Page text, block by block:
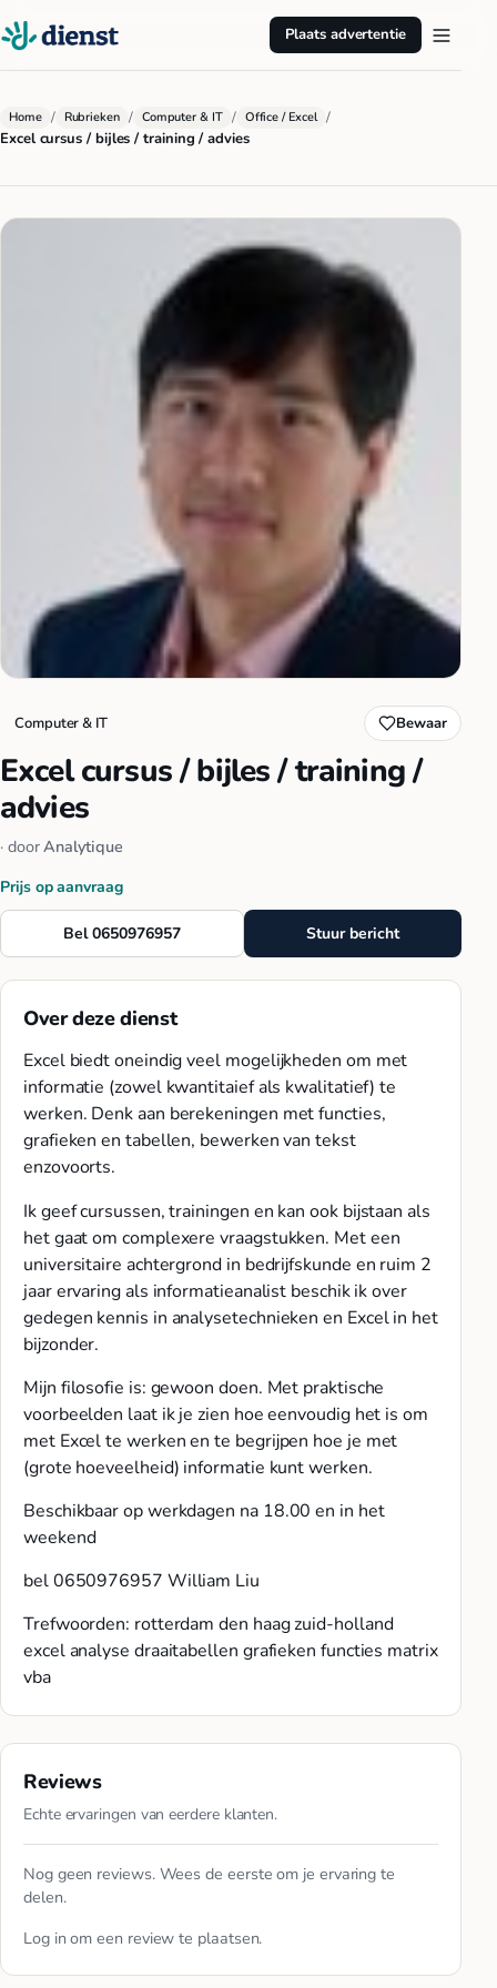
Plaats advertentie
Home / Rubrieken / Computer & IT / Office / Excel /
Excel cursus / bijles / training / advies
Computer & IT Bewaar
Excel cursus / bijles / training /
advies
· doorAnalytique
Prijs op aanvraag
Bel 0650976957 Stuur bericht
Over deze dienst
Excel biedt oneindig veel mogelijkheden om met
informatie (zowel kwantitaief als kwalitatief) te
werken. Denk aan berekeningen met functies,
grafieken en tabellen, bewerken van tekst
enzovoorts.
Ik geef cursussen, trainingen en kan ook bijstaan als
het gaat om complexere vraagstukken. Met een
universitaire achtergrond in bedrijfskunde en ruim 2
jaar ervaring als informatieanalist beschik ik over
gedegen kennis in analysetechnieken en Excel in het
bijzonder.
Mijn filosofie is: gewoon doen. Met praktische
voorbeelden laat ik je zien hoe eenvoudig het is om
met Excel te werken en te begrijpen hoe je met
(grote hoeveelheid) informatie kunt werken.
Beschikbaar op werkdagen na 18.00 en in het
weekend
bel 0650976957 William Liu
Trefwoorden: rotterdam den haag zuid-holland
excel analyse draaitabellen grafieken functies matrix
vba
Reviews
Echte ervaringen van eerdere klanten.
Nog geen reviews. Wees de eerste om je ervaring te
delen.
Log in om een review te plaatsen.